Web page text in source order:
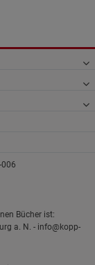
006
Bücher ist:
a. N. - info@kopp-